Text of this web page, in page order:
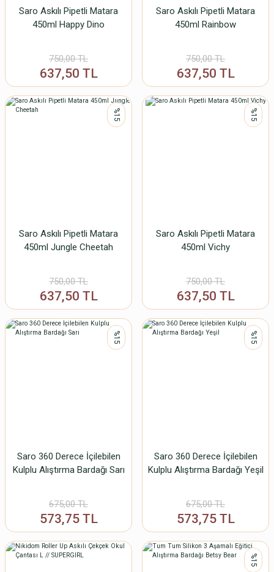
Saro Askılı Pipetli Matara
450ml Happy Dino
750,00 TL
637,50 TL
Saro Askılı Pipetli Matara
450ml Rainbow
750,00 TL
637,50 TL
%15
Saro Askılı Pipetli Matara
450ml Jungle Cheetah
750,00 TL
637,50 TL
%15
Saro Askılı Pipetli Matara
450ml Vichy
750,00 TL
637,50 TL
%15
Saro 360 Derece İçilebilen
Kulplu Alıştırma Bardağı Sarı
675,00 TL
573,75 TL
%15
Saro 360 Derece İçilebilen
Kulplu Alıştırma Bardağı Yeşil
675,00 TL
573,75 TL
%15